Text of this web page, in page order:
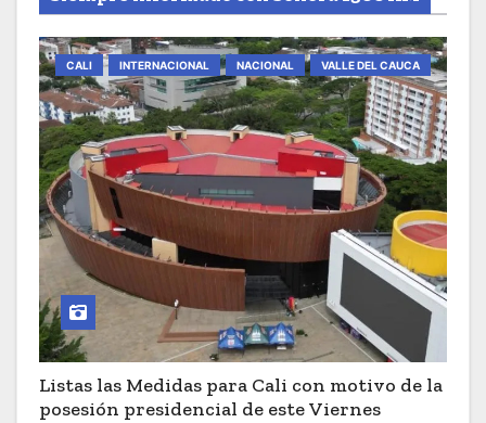
CALI INTERNACIONAL NACIONAL VALLE DEL CAUCA
Listas las Medidas para Cali con motivo de la
posesión presidencial de este Viernes